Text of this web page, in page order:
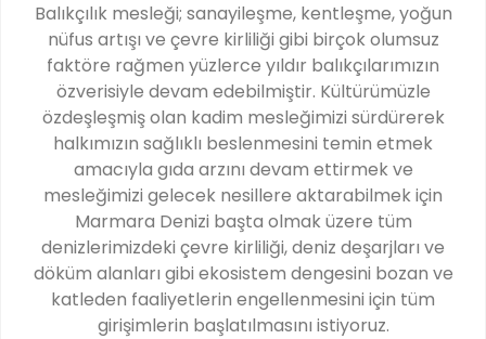
Balıkçılık mesleği; sanayileşme, kentleşme, yoğun
nüfus artışı ve çevre kirliliği gibi birçok olumsuz
faktöre rağmen yüzlerce yıldır balıkçılarımızın
özverisiyle devam edebilmiştir. Kültürümüzle
özdeşleşmiş olan kadim mesleğimizi sürdürerek
halkımızın sağlıklı beslenmesini temin etmek
amacıyla gıda arzını devam ettirmek ve
mesleğimizi gelecek nesillere aktarabilmek için
Marmara Denizi başta olmak üzere tüm
denizlerimizdeki çevre kirliliği, deniz deşarjları ve
döküm alanları gibi ekosistem dengesini bozan ve
katleden faaliyetlerin engellenmesini için tüm
girişimlerin başlatılmasını istiyoruz.